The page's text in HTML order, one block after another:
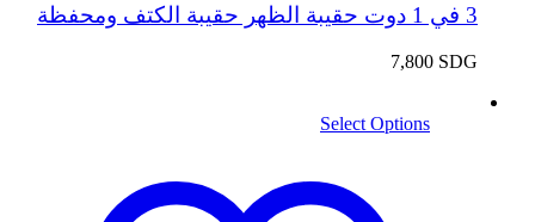
3 في 1 دوت حقيبة الظهر حقيبة الكتف ومحفظة
7,800 SDG
Select Options